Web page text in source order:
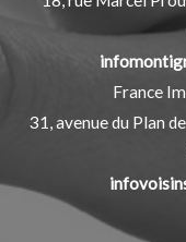
France
31, avenue du Plan